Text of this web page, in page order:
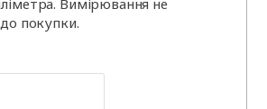
Вимірювання не
покупки.